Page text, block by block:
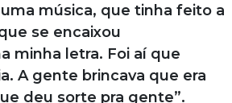
uma música, que tinha feito a
se encaixou
minha letra. Foi aí que
A gente brincava que era
deu sorte pra gente”.